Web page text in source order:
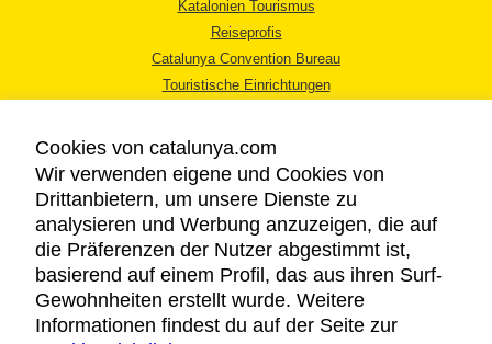
Katalonien Tourismus
Reiseprofis
Catalunya Convention Bureau
Touristische Einrichtungen
RECHTLICHER HINWEIS
DATENSCHUTZICHTLINIE
COOKIES
Cookies von catalunya.com
Wir verwenden eigene und Cookies von
Drittanbietern, um unsere Dienste zu
analysieren und Werbung anzuzeigen, die auf
die Präferenzen der Nutzer abgestimmt ist,
basierend auf einem Profil, das aus ihren Surf-
Gewohnheiten erstellt wurde. Weitere
Informationen findest du auf der Seite zur